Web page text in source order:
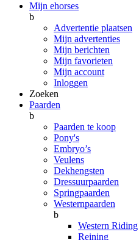
Mijn ehorses
b
Advertentie plaatsen
Mijn advertenties
Mijn berichten
Mijn favorieten
Mijn account
Inloggen
Zoeken
Paarden
b
Paarden te koop
Pony's
Embryo’s
Veulens
Dekhengsten
Dressuurpaarden
Springpaarden
Westernpaarden
b
Western Riding
Reining